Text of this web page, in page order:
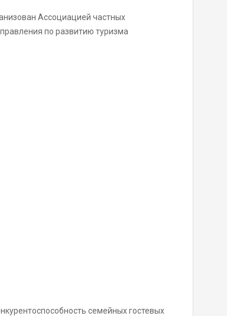
Ассоциацией частных
по развитию туризма
семейных гостевых